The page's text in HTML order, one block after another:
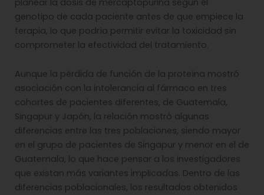
genotipo de cada paciente antes de que empiece la
terapia, lo que podría permitir evitar la toxicidad sin
comprometer la efectividad del tratamiento.
Aunque la pérdida de función de la proteína mostró
asociación con la intolerancia al fármaco en tres
cohortes de pacientes diferentes, de Guatemala,
Singapur y Japón, la relación mostró algunas
diferencias entre las tres poblaciones, siendo mayor
en el grupo de pacientes de Singapur y menor en el de
Guatemala, lo que hace pensar a los investigadores
que existan más variantes implicadas. Dentro de las
diferencias poblacionales, los resultados obtenidos